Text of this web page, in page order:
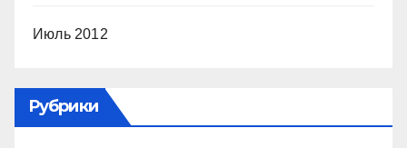
Июль 2012
Рубрики